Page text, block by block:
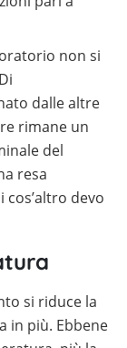
non si
dalle altre
rimane un
del
resa
devo
si riduce la
in più. Ebbene